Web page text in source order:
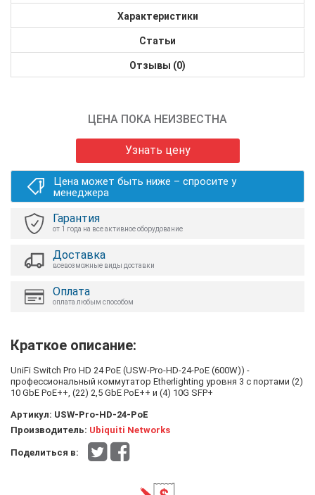
Характеристики
Статьи
Отзывы (0)
ЦЕНА ПОКА НЕИЗВЕСТНА
Узнать цену
Цена может быть ниже – спросите у
менеджера
Гарантия
от 1 года на все активное оборудование
Доставка
всевозможные виды доставки
Оплата
оплата любым способом
Краткое описание:
UniFi Switch Pro HD 24 PoE (USW-Pro-HD-24-PoE (600W)) -
профессиональный коммутатор Etherlighting уровня 3 с портами (2)
10 GbE PoE++, (22) 2,5 GbE PoE++ и (4) 10G SFP+
Артикул: USW-Pro-HD-24-PoE
Производитель: Ubiquiti Networks
Поделиться в: